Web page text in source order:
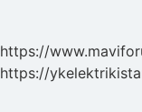
https://
https://